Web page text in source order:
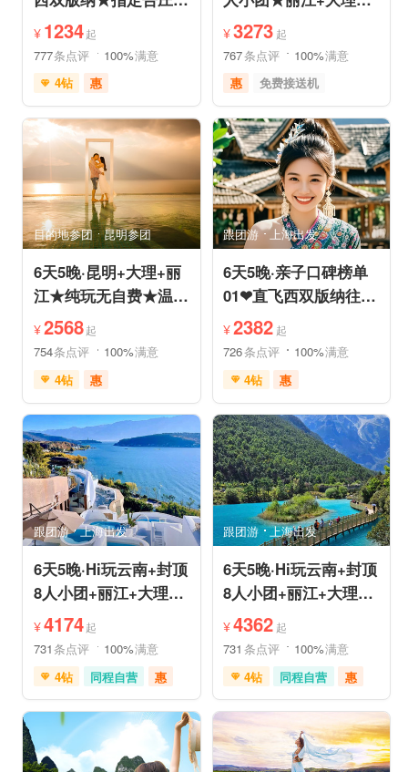
泳池酒店或温德姆国际
连锁
¥ 1234起
777条点评 100%满意
4钻
惠
充足自由时间
免费接送机
支持儿童入住
品质游
情侣游
祈福之旅
赏花之旅
森林公园
森林草原
特色民宿
亲子休闲
自由活动
目的地参团
昆明参团
6天5晚·昆明+大理+丽
江★纯玩无自费★温德
姆国际连锁酒店入住
¥2568起
754条点评 100%满意
4钻
惠
免费接送机
中文服务
管家服务
品质游
喀斯特地貌
滇池红嘴鸥
乡村趣游
古镇古村
雪山之旅
赏花之旅
美景探索
深度人文
世界遗产
摄影之旅
休闲度假
特色民宿
跟团游 上海出发
6天5晚·Hi玩云南+封顶
8人小团+丽江+大理
+泸沽湖+玉龙雪山+洱
¥4174起
731条点评 100%满意
4钻
同程自营
惠
充足自由时间
免费接送机
家庭游
品质游
休闲游
环游洱海
+香格里拉/泸沽湖★直
飞丽江
¥3273 起
767条点评 100%满意
惠
免费接送机
家庭游
祈福之旅
赏花之旅
摄影之旅
雪山之旅
自然山水
行车时长短
跟团游 上海出发
6天5晚·亲子口碑榜单
01❤直飞西双版纳往返
机票❤拼小团轻奢0购
物纯玩
¥2382 起
726条点评 100%满意
4钻
惠
免费接送机
中文服务
管家服务
品质游
情侣游
乡村趣游
古镇古村
动植物园
祈福之旅
森林公园
深度人文
世界遗产
摄影之旅
研学体验
休闲度假
特色民宿
跟团游 上海出发
6天5晚·Hi玩云南+封顶
8人小团+丽江+大理
+香格里拉+虎跳峡+洱
¥4362 起
731 条点评 100%满意
4钻
同程自营
惠
赠送旅拍
充足自由时间
免费接送机
家庭游
品质游
环游洱海
自然山水